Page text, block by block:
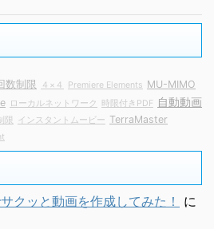
数制限 ４×４ Premiere Elements MU-MIMO
ローカルネットワーク 時限付きPDF
自動動画
限 インスタントムービー TerraMaster
ッと動画を作成してみた！
に